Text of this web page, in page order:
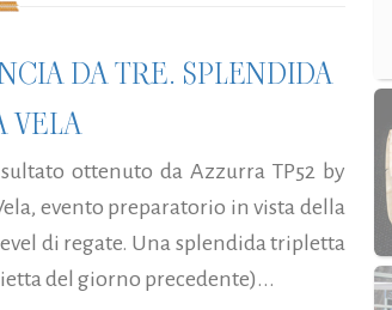
DA TRE. SPLENDIDA
VELA
ottenuto da Azzurra TP52 by
evento preparatorio in vista della
di regate. Una splendida tripletta
del giorno precedente)...